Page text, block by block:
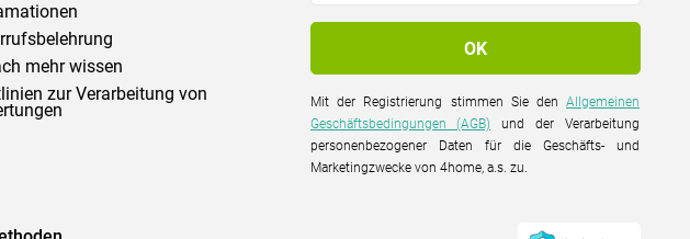
mehr wissen
zur Verarbeitung von
Mit der Registrierung stimmen Sie denAllgemeinen
Geschäftsbedingungen (AGB) und der Verarbeitung
personenbezogener Daten für die Geschäfts- und
Marketingzwecke von 4home, a.s. zu.